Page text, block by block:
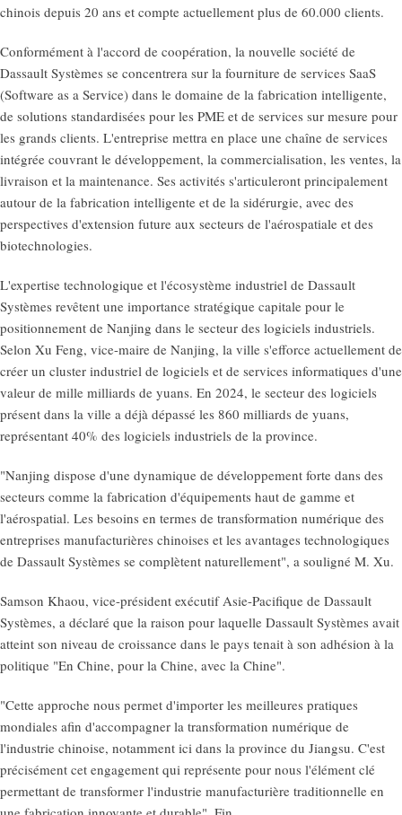
chinois depuis 20 ans et compte actuellement plus de 60.000 clients.
Conformément à l'accord de coopération, la nouvelle société de
Dassault Systèmes se concentrera sur la fourniture de services SaaS
(Software as a Service) dans le domaine de la fabrication intelligente,
de solutions standardisées pour les PME et de services sur mesure pour
les grands clients. L'entreprise mettra en place une chaîne de services
intégrée couvrant le développement, la commercialisation, les ventes, la
livraison et la maintenance. Ses activités s'articuleront principalement
autour de la fabrication intelligente et de la sidérurgie, avec des
perspectives d'extension future aux secteurs de l'aérospatiale et des
biotechnologies.
L'expertise technologique et l'écosystème industriel de Dassault
Systèmes revêtent une importance stratégique capitale pour le
positionnement de Nanjing dans le secteur des logiciels industriels.
Selon Xu Feng, vice-maire de Nanjing, la ville s'efforce actuellement de
créer un cluster industriel de logiciels et de services informatiques d'une
valeur de mille milliards de yuans. En 2024, le secteur des logiciels
présent dans la ville a déjà dépassé les 860 milliards de yuans,
représentant 40% des logiciels industriels de la province.
"Nanjing dispose d'une dynamique de développement forte dans des
secteurs comme la fabrication d'équipements haut de gamme et
l'aérospatial. Les besoins en termes de transformation numérique des
entreprises manufacturières chinoises et les avantages technologiques
de Dassault Systèmes se complètent naturellement", a souligné M. Xu.
Samson Khaou, vice-président exécutif Asie-Pacifique de Dassault
Systèmes, a déclaré que la raison pour laquelle Dassault Systèmes avait
atteint son niveau de croissance dans le pays tenait à son adhésion à la
politique "En Chine, pour la Chine, avec la Chine".
"Cette approche nous permet d'importer les meilleures pratiques
mondiales afin d'accompagner la transformation numérique de
l'industrie chinoise, notamment ici dans la province du Jiangsu. C'est
précisément cet engagement qui représente pour nous l'élément clé
permettant de transformer l'industrie manufacturière traditionnelle en